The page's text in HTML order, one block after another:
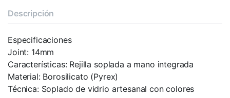
Descripción
Especificaciones
Joint: 14mm
Características: Rejilla soplada a mano integrada
Material: Borosilicato (Pyrex)
Técnica: Soplado de vidrio artesanal con colores